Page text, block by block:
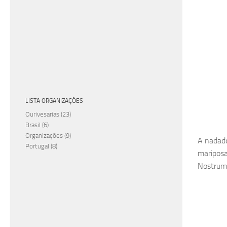
A
LISTA ORGANIZAÇÕES
Ourivesarias (23)
Brasil (6)
Organizações (9)
Portugal (8)